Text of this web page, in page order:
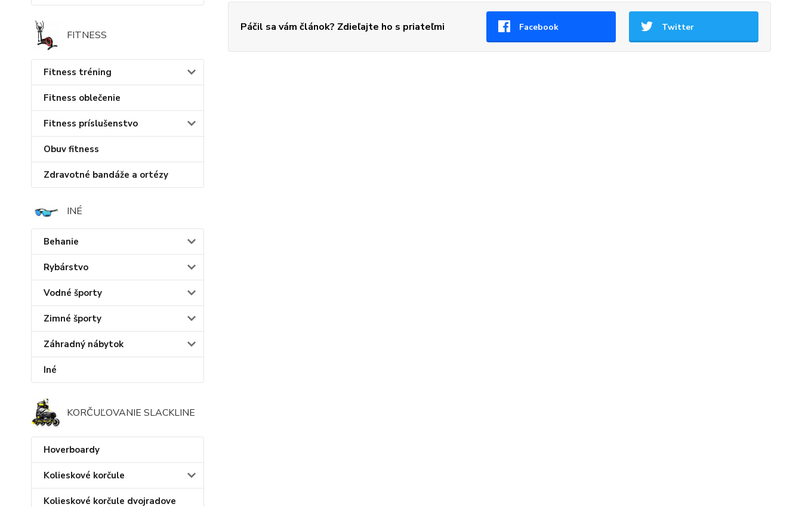
FITNESS
Fitness tréning
Fitness oblečenie
Fitness príslušenstvo
Obuv fitness
Zdravotné bandáže a ortézy
INÉ
Behanie
Rybárstvo
Vodné športy
Zimné športy
Záhradný nábytok
Iné
KORČUĽOVANIE SLACKLINE
Hoverboardy
Kolieskové korčule
Kolieskové korčule dvojradove
Páčil sa vám článok? Zdieľajte ho s priateľmi Facebook Twitter